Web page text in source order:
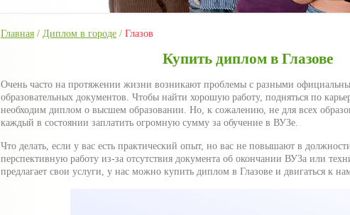
Главная / Диплом в городе / Глазов
Купить диплом в Глазове
Очень часто на протяжении жизни возникают проблемы с разными
образовательных документов. Чтобы найти хорошую работу, подняться по
необходим диплом о высшем образовании. Но, к сожалению, не для всех
каждый в состоянии заплатить огромную сумму за обучение в ВУЗе.
Что делать, если у вас есть практический опыт, но вас не повышают в
перспективную работу из-за отсутствия документа об окончании ВУЗа или
предлагает свои услуги, у нас можно купить диплом в Глазове и двигаться к